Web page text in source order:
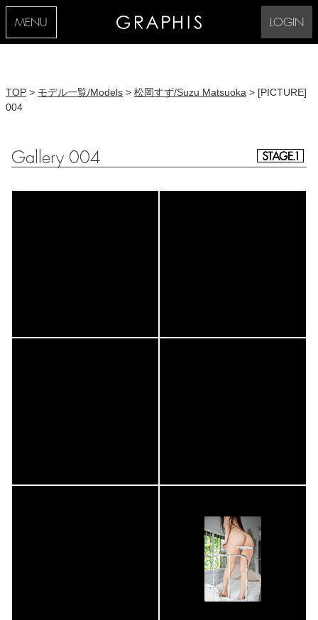
MENU LOGIN
TOP > モデル一覧/Models > 松岡すず/Suzu Matsuoka > [PICTURE]
004
Gallery 004